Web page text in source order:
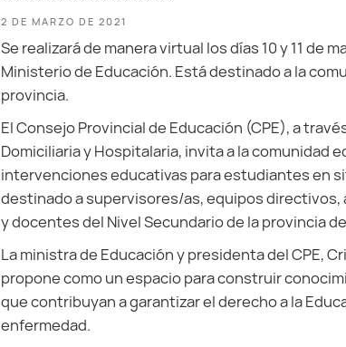
2 DE MARZO DE 2021
Se realizará de manera virtual los días 10 y 11 de
Ministerio de Educación. Está destinado a la
provincia.
El Consejo Provincial de Educación (CPE), a
Domiciliaria y Hospitalaria, invita a la comunidad
intervenciones educativas para estudiantes en
destinado a supervisores/as, equipos
y docentes del Nivel Secundario de la provincia
La ministra de Educación y presidenta del CPE,
propone como un espacio para construir
que contribuyan a garantizar el derecho a la
enfermedad.